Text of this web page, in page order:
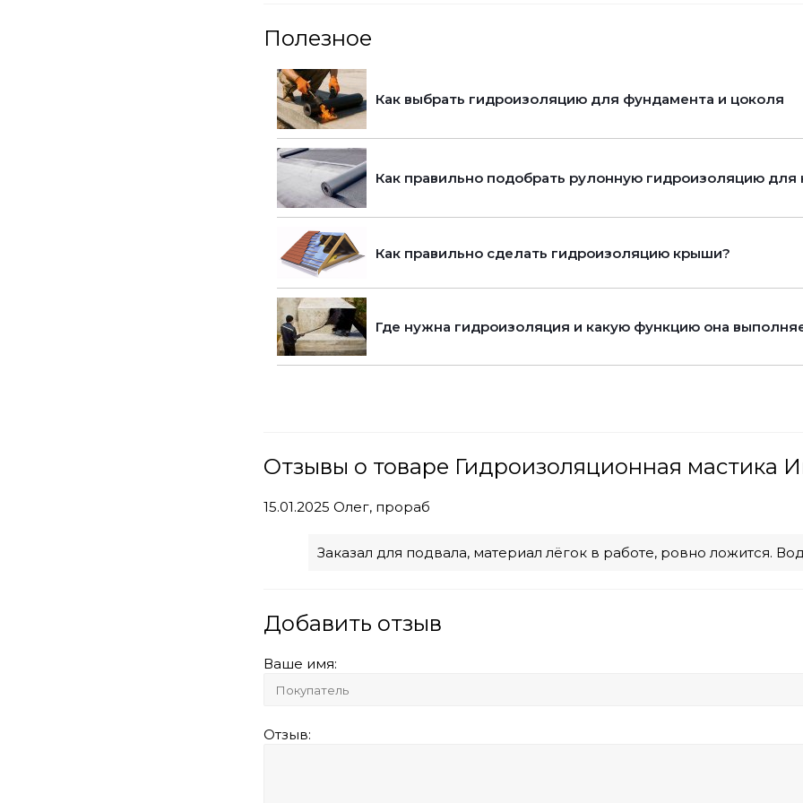
Полезное
Как выбрать гидроизоляцию для фундамента и цоколя
Как правильно подобрать рулонную гидроизоляцию для
Как правильно сделать гидроизоляцию крыши?
Где нужна гидроизоляция и какую функцию она
Отзывы о товаре Гидроизоляционная мастика
15.01.2025 Олег, прораб
Заказал для подвала, материал лёгок в работе, ровно ложится.
Добавить отзыв
Ваше имя:
Отзыв: